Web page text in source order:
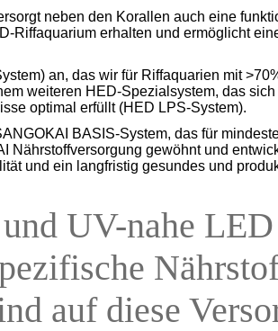
neben den Korallen auch eine
Riffaquarium erhalten und ermöglicht
an, das wir für Riffaquarien mit
weiteren HED-Spezialsystem, das
optimal erfüllt (HED LPS-System).
BASIS-System, das für
gewöhnt und
und ein langfristig gesundes und
UV-nahe
auf diese